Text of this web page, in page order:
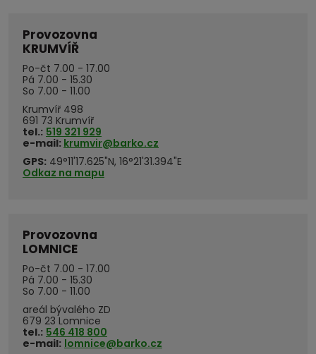
Provozovna
KRUMVÍŘ
Po-čt 7.00 - 17.00
Pá 7.00 - 15.30
So 7.00 - 11.00
Krumvíř 498
691 73 Krumvíř
tel.: 519 321 929
e-mail: krumvir@barko.cz
GPS: 49°11'17.625"N, 16°21'31.394"E
Odkaz na mapu
Provozovna
LOMNICE
Po-čt 7.00 - 17.00
Pá 7.00 - 15.30
So 7.00 - 11.00
areál bývalého ZD
679 23 Lomnice
tel.: 546 418 800
e-mail: lomnice@barko.cz